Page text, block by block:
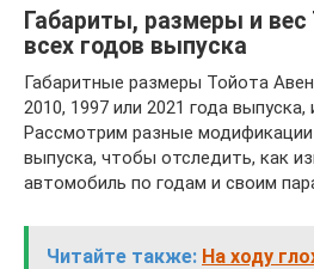
Габариты, размеры и вес
всех годов выпуска
Габаритные размеры Тойота
2010, 1997 или 2021 года
Рассмотрим разные
выпуска, чтобы отследить, как
автомобиль по годам и своим
Читайте также: На ходу